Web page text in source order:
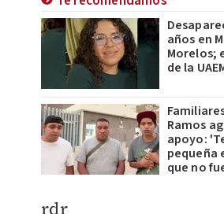
años en
Morelos;
de la
Ramos
apoyo:
pequeña
que no
rdr